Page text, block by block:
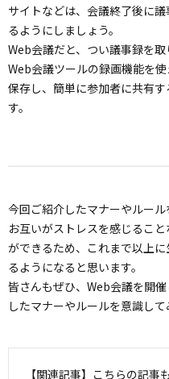
サイトなどは、会議終了後に
るようにしましょう。
Web会議だと、つい議事録を取
Web会議ツールの録画機能を
保存し、簡単に参加者に共有
す。
今回ご紹介したマナーやルール
お互いがストレスを感じるこ
ができるため、これまで以上
るようになると思います。
皆さんもぜひ、Web会議を開
したマナーやルールを意識して
【関連記事】こちらの記事